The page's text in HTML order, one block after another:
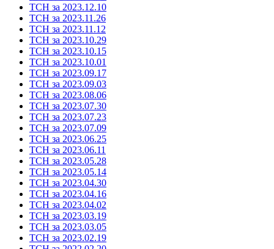
ТСН за 2023.12.10
ТСН за 2023.11.26
ТСН за 2023.11.12
ТСН за 2023.10.29
ТСН за 2023.10.15
ТСН за 2023.10.01
ТСН за 2023.09.17
ТСН за 2023.09.03
ТСН за 2023.08.06
ТСН за 2023.07.30
ТСН за 2023.07.23
ТСН за 2023.07.09
ТСН за 2023.06.25
ТСН за 2023.06.11
ТСН за 2023.05.28
ТСН за 2023.05.14
ТСН за 2023.04.30
ТСН за 2023.04.16
ТСН за 2023.04.02
ТСН за 2023.03.19
ТСН за 2023.03.05
ТСН за 2023.02.19